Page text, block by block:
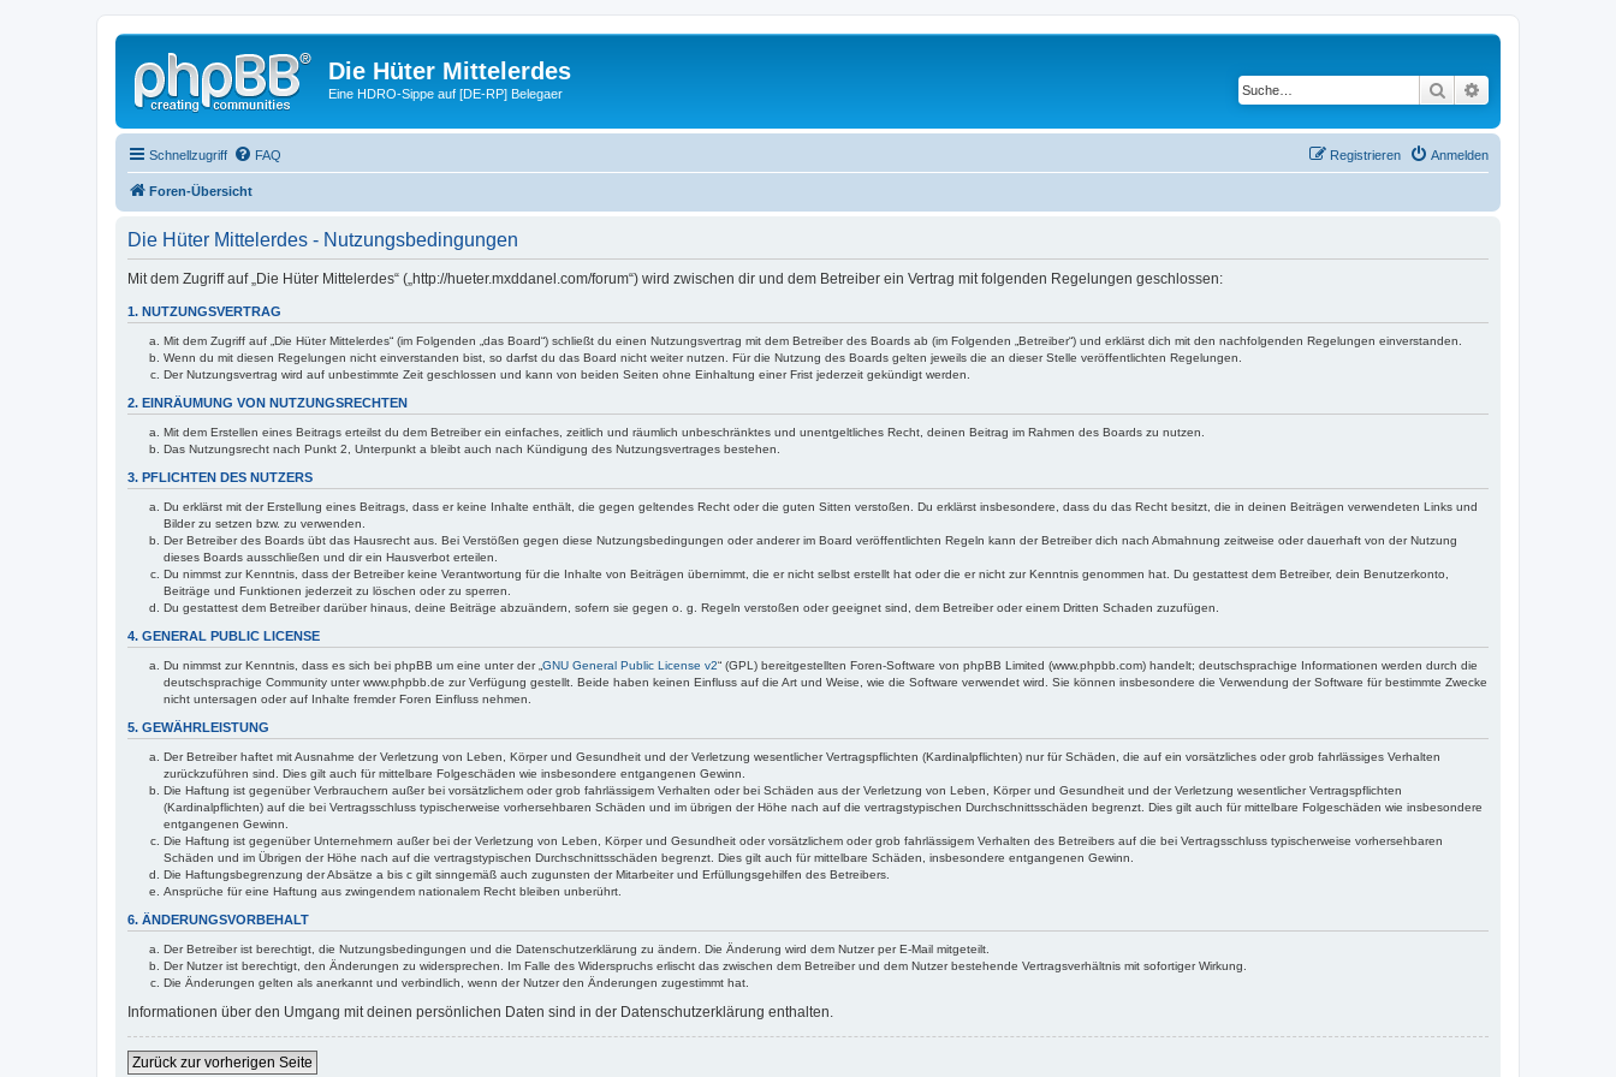
Die Hüter Mittelerdes
Eine HDRO-Sippe auf [DE-RP] Belegaer Suche
Schnellzugriff FAQ Anmelden
Registrieren
Foren-Übersicht
Die Hüter Mittelerdes - Nutzungsbedingungen
Mit dem Zugriff auf „Die Hüter Mittelerdes“ („http://hueter.mxddanel.com/forum“) wird zwischen dir und dem Betreiber ein Vertrag mit folgenden Regelungen geschlossen:
1. NUTZUNGSVERTRAG
Mit dem Zugriff auf „Die Hüter Mittelerdes“ (im Folgenden „das Board“) schließt du einen Nutzungsvertrag mit dem Betreiber des Boards ab (im Folgenden „Betreiber“) und erklärst dich mit den nachfolgenden Regelungen einverstanden.
Wenn du mit diesen Regelungen nicht einverstanden bist, so darfst du das Board nicht weiter nutzen. Für die Nutzung des Boards gelten jeweils die an dieser Stelle veröffentlichten Regelungen.
Der Nutzungsvertrag wird auf unbestimmte Zeit geschlossen und kann von beiden Seiten ohne Einhaltung einer Frist jederzeit gekündigt werden.
2. EINRÄUMUNG VON NUTZUNGSRECHTEN
Mit dem Erstellen eines Beitrags erteilst du dem Betreiber ein einfaches, zeitlich und räumlich unbeschränktes und unentgeltliches Recht, deinen Beitrag im Rahmen des Boards zu nutzen.
Das Nutzungsrecht nach Punkt 2, Unterpunkt a bleibt auch nach Kündigung des Nutzungsvertrages bestehen.
3. PFLICHTEN DES NUTZERS
Du erklärst mit der Erstellung eines Beitrags, dass er keine Inhalte enthält, die gegen geltendes Recht oder die guten Sitten verstoßen. Du erklärst insbesondere, dass du das Recht besitzt, die in deinen Beiträgen verwendeten Links und
Bilder zu setzen bzw. zu verwenden.
Der Betreiber des Boards übt das Hausrecht aus. Bei Verstößen gegen diese Nutzungsbedingungen oder anderer im Board veröffentlichten Regeln kann der Betreiber dich nach Abmahnung zeitweise oder dauerhaft von der Nutzung
dieses Boards ausschließen und dir ein Hausverbot erteilen.
Du nimmst zur Kenntnis, dass der Betreiber keine Verantwortung für die Inhalte von Beiträgen übernimmt, die er nicht selbst erstellt hat oder die er nicht zur Kenntnis genommen hat. Du gestattest dem Betreiber, dein Benutzerkonto,
Beiträge und Funktionen jederzeit zu löschen oder zu sperren.
Du gestattest dem Betreiber darüber hinaus, deine Beiträge abzuändern, sofern sie gegen o. g. Regeln verstoßen oder geeignet sind, dem Betreiber oder einem Dritten Schaden zuzufügen.
4. GENERAL PUBLIC LICENSE
Du nimmst zur Kenntnis, dass es sich bei phpBB um eine unter der „ GNU General Public License v2“ (GPL) bereitgestellten Foren-Software von phpBB Limited (www.phpbb.com) handelt; deutschsprachige Informationen werden durch die
deutschsprachige Community unter www.phpbb.de zur Verfügung gestellt. Beide haben keinen Einfluss auf die Art und Weise, wie die Software verwendet wird. Sie können insbesondere die Verwendung der Software für bestimmte Zwecke
nicht untersagen oder auf Inhalte fremder Foren Einfluss nehmen.
5. GEWÄHRLEISTUNG
Der Betreiber haftet mit Ausnahme der Verletzung von Leben, Körper und Gesundheit und der Verletzung wesentlicher Vertragspflichten (Kardinalpflichten) nur für Schäden, die auf ein vorsätzliches oder grob fahrlässiges Verhalten
zurückzuführen sind. Dies gilt auch für mittelbare Folgeschäden wie insbesondere entgangenen Gewinn.
Die Haftung ist gegenüber Verbrauchern außer bei vorsätzlichem oder grob fahrlässigem Verhalten oder bei Schäden aus der Verletzung von Leben, Körper und Gesundheit und der Verletzung wesentlicher Vertragspflichten
(Kardinalpflichten) auf die bei Vertragsschluss typischerweise vorhersehbaren Schäden und im übrigen der Höhe nach auf die vertragstypischen Durchschnittsschäden begrenzt. Dies gilt auch für mittelbare Folgeschäden wie insbesondere
entgangenen Gewinn.
Die Haftung ist gegenüber Unternehmern außer bei der Verletzung von Leben, Körper und Gesundheit oder vorsätzlichem oder grob fahrlässigem Verhalten des Betreibers auf die bei Vertragsschluss typischerweise vorhersehbaren
Schäden und im Übrigen der Höhe nach auf die vertragstypischen Durchschnittsschäden begrenzt. Dies gilt auch für mittelbare Schäden, insbesondere entgangenen Gewinn.
Die Haftungsbegrenzung der Absätze a bis c gilt sinngemäß auch zugunsten der Mitarbeiter und Erfüllungsgehilfen des Betreibers.
Ansprüche für eine Haftung aus zwingendem nationalem Recht bleiben unberührt.
6. ÄNDERUNGSVORBEHALT
Der Betreiber ist berechtigt, die Nutzungsbedingungen und die Datenschutzerklärung zu ändern. Die Änderung wird dem Nutzer per E-Mail mitgeteilt.
Der Nutzer ist berechtigt, den Änderungen zu widersprechen. Im Falle des Widerspruchs erlischt das zwischen dem Betreiber und dem Nutzer bestehende Vertragsverhältnis mit sofortiger Wirkung.
Die Änderungen gelten als anerkannt und verbindlich, wenn der Nutzer den Änderungen zugestimmt hat.
Informationen über den Umgang mit deinen persönlichen Daten sind in der Datenschutzerklärung enthalten.
Zurück zur vorherigen Seite